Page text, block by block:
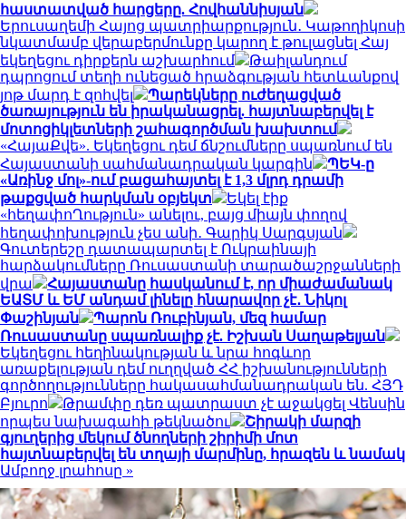
հաստատված հարցերը. Հովհաննիսյան
Երուսաղեմի Հայոց պատրիարքություն․ Կաթողիկոսի
նկատմամբ վերաբերմունքը կարող է թուլացնել Հայ
եկեղեցու դիրքերն աշխարհում
Թաիլանդում
դպրոցում տեղի ունեցած հրաձգության հետևանքով
յոթ մարդ է զոհվել
Պարեկները ուժեղացված
ծառայություն են իրականացրել. հայտնաբերվել է
մոտոցիկլետների շահագործման խախտում
«ՀայաՔվե». Եկեղեցու դեմ ճնշումները սպառնում են
Հայաստանի սահմանադրական կարգին
ՊԵԿ-ը
«Առինջ մոլ»-ում բացահայտել է 1,3 մլրդ դրամի
թաքցված հարկման օբյեկտ
Եկել էիք
«հեղափոՂություն» անելու, բայց միայն փողով
հեղափոխություն չես անի․ Գարիկ Սարգսյան
Գուտերեշը դատապարտել է Ուկրաինայի
հարձակումները Ռուսաստանի տարածաշրջանների
վրա
Հայաստանը հասկանում է, որ միաժամանակ
ԵԱՏՄ և ԵՄ անդամ լինելը հնարավոր չէ․ Նիկոլ
Փաշինյան
Պարոն Ռուբինյան, մեզ համար
Ռուսաստանը սպառնալիք չէ. Իշխան Սաղաթելյան
Եկեղեցու հեղինակության և նրա հոգևոր
առաքելության դեմ ուղղված ՀՀ իշխանությունների
գործողությունները հակասահմանադրական են. ՀՅԴ
Բյուրո
Թրամփը դեռ պատրաստ չէ աջակցել Վենսին
որպես նախագահի թեկնածու
Շիրակի մարզի
գյուղերից մեկում ծնողների շիրիմի մոտ
հայտնաբերվել են տղայի մարմինը, հրազեն և նամակ
Ամբողջ լրահոսը »